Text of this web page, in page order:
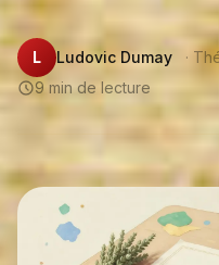
L Ludovic Dumay ·
9 min de lecture